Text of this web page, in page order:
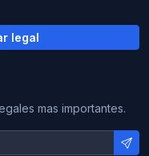
legal
mas importantes.